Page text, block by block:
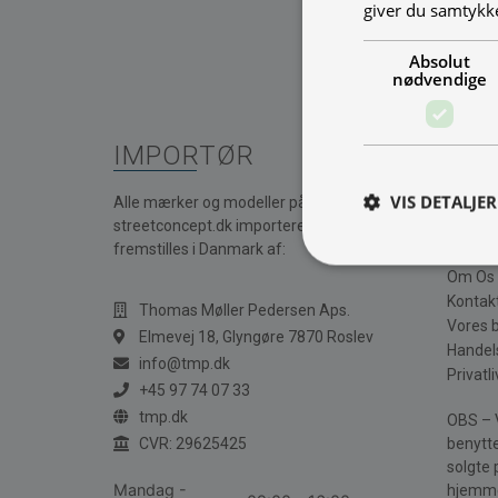
IMPORTØR
Alle mærker og modeller på
streetconcept.dk importeres eller
fremstilles i Danmark af:
Thomas Møller Pedersen Aps.
Elmevej 18, Glyngøre 7870 Roslev
info@tmp.dk
+45 97 74 07 33
tmp.dk
CVR: 29625425
Mandag -
Street
Om Os
Vores
OBS –
solgte
giver du
Absolut
nødvendige
VIS DETALJER